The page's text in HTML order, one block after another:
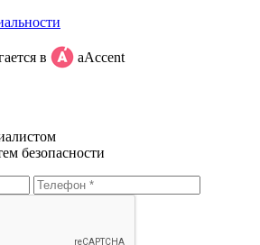
в
aAccent
безопасности